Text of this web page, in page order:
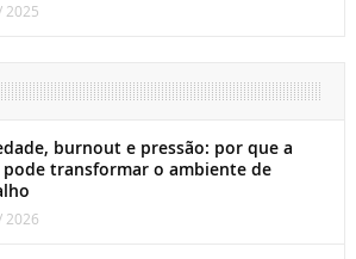
2025
burnout e pressão: por que a
pode transformar o ambiente de
2026